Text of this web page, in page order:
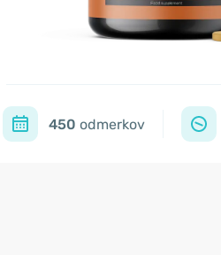
450 odmerkov